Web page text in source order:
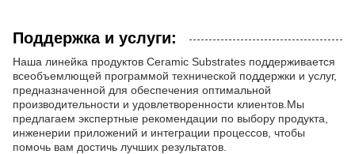
Поддержка и услуги:
Наша линейка продуктов Ceramic Substrates поддерживается
всеобъемлющей программой технической поддержки и услуг,
предназначенной для обеспечения оптимальной
производительности и удовлетворенности клиентов.Мы
предлагаем экспертные рекомендации по выбору продукта,
инженерии приложений и интеграции процессов, чтобы
помочь вам достичь лучших результатов.